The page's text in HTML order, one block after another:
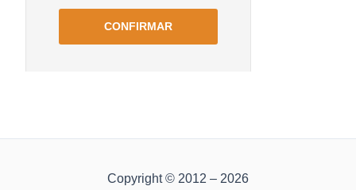
Copyright © 2012 – 2026